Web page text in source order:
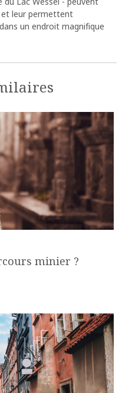
et leur permettent
un endroit magnifique
minier ?